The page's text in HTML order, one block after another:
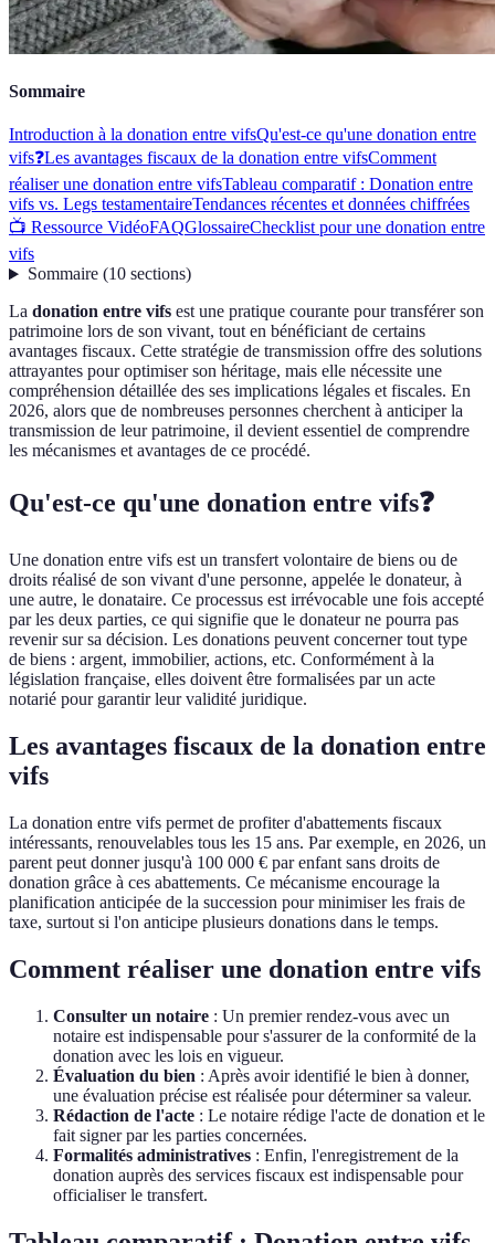
Sommaire
Introduction à la donation entre vifsQu'est-ce qu'une donation entre
vifs❓Les avantages fiscaux de la donation entre vifsComment
réaliser une donation entre vifsTableau comparatif : Donation entre
vifs vs. Legs testamentaireTendances récentes et données chiffrées
📺 Ressource VidéoFAQGlossaireChecklist pour une donation entre
vifs
Sommaire(10 sections)
La donation entre vifs est une pratique courante pour transférer son
patrimoine lors de son vivant, tout en bénéficiant de certains
avantages fiscaux. Cette stratégie de transmission offre des solutions
attrayantes pour optimiser son héritage, mais elle nécessite une
compréhension détaillée des ses implications légales et fiscales. En
2026, alors que de nombreuses personnes cherchent à anticiper la
transmission de leur patrimoine, il devient essentiel de comprendre
les mécanismes et avantages de ce procédé.
Qu'est-ce qu'une donation entre vifs❓
Une donation entre vifs est un transfert volontaire de biens ou de
droits réalisé de son vivant d'une personne, appelée le donateur, à
une autre, le donataire. Ce processus est irrévocable une fois accepté
par les deux parties, ce qui signifie que le donateur ne pourra pas
revenir sur sa décision. Les donations peuvent concerner tout type
de biens : argent, immobilier, actions, etc. Conformément à la
législation française, elles doivent être formalisées par un acte
notarié pour garantir leur validité juridique.
Les avantages fiscaux de la donation entre
vifs
La donation entre vifs permet de profiter d'abattements fiscaux
intéressants, renouvelables tous les 15 ans. Par exemple, en 2026, un
parent peut donner jusqu'à 100 000 € par enfant sans droits de
donation grâce à ces abattements. Ce mécanisme encourage la
planification anticipée de la succession pour minimiser les frais de
taxe, surtout si l'on anticipe plusieurs donations dans le temps.
Comment réaliser une donation entre vifs
Consulter un notaire : Un premier rendez-vous avec un
notaire est indispensable pour s'assurer de la conformité de la
donation avec les lois en vigueur.
Évaluation du bien : Après avoir identifié le bien à donner,
une évaluation précise est réalisée pour déterminer sa valeur.
Rédaction de l'acte : Le notaire rédige l'acte de donation et le
fait signer par les parties concernées.
Formalités administratives : Enfin, l'enregistrement de la
donation auprès des services fiscaux est indispensable pour
officialiser le transfert.